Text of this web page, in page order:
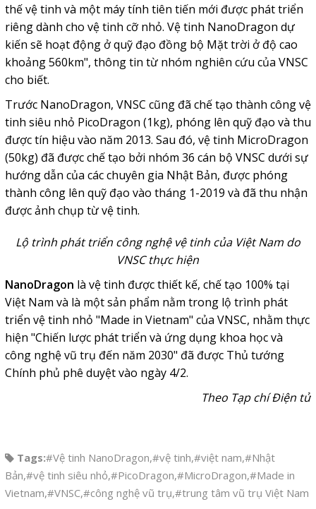
thế vệ tinh và một máy tính tiên tiến mới được phát triển
riêng dành cho vệ tinh cỡ nhỏ. Vệ tinh NanoDragon dự
kiến sẽ hoạt động ở quỹ đạo đồng bộ Mặt trời ở độ cao
khoảng 560km", thông tin từ nhóm nghiên cứu của VNSC
cho biết.
Trước NanoDragon, VNSC cũng đã chế tạo thành công vệ
tinh siêu nhỏ PicoDragon (1kg), phóng lên quỹ đạo và thu
được tín hiệu vào năm 2013. Sau đó, vệ tinh MicroDragon
(50kg) đã được chế tạo bởi nhóm 36 cán bộ VNSC dưới sự
hướng dẫn của các chuyên gia Nhật Bản, được phóng
thành công lên quỹ đạo vào tháng 1-2019 và đã thu nhận
được ảnh chụp từ vệ tinh.
Lộ trình phát triển công nghệ vệ tinh của Việt Nam do
VNSC thực hiện
NanoDragon là vệ tinh được thiết kế, chế tạo 100% tại
Việt Nam và là một sản phẩm nằm trong lộ trình phát
triển vệ tinh nhỏ "Made in Vietnam" của VNSC, nhằm thực
hiện "Chiến lược phát triển và ứng dụng khoa học và
công nghệ vũ trụ đến năm 2030" đã được Thủ tướng
Chính phủ phê duyệt vào ngày 4/2.
Theo Tạp chí Điện tử
Tags:#Vệ tinh NanoDragon,#vệ tinh,#việt nam,#Nhật
Bản,#vệ tinh siêu nhỏ,#PicoDragon,#MicroDragon,#Made in
Vietnam,#VNSC,#công nghệ vũ trụ,#trung tâm vũ trụ Việt Nam